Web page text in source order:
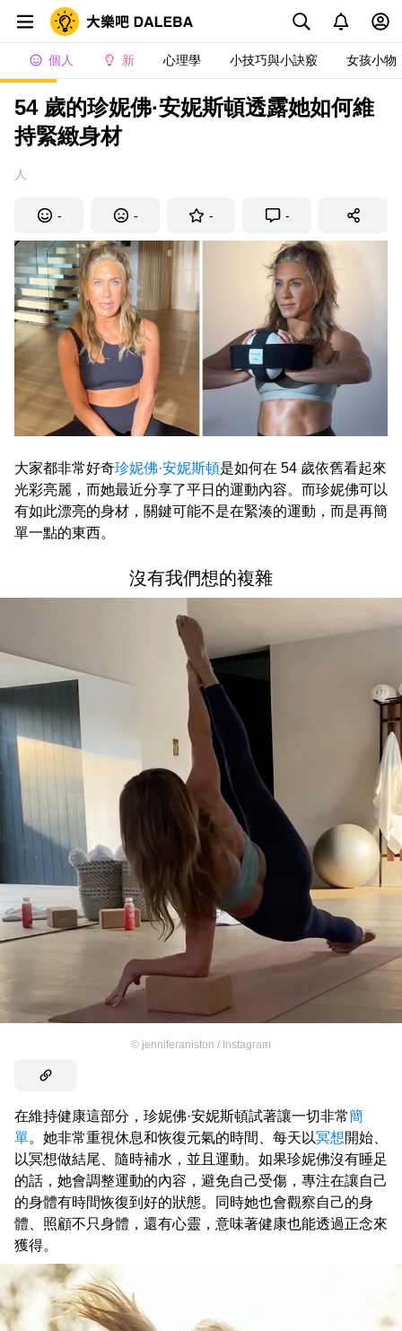
個人 新 心理學 小技巧與小訣竅 女孩小物
54 歲的珍妮佛·安妮斯頓透露她如何維
持緊緻身材
人
- - - -
大家都非常好奇珍妮佛·安妮斯頓是如何在 54 歲依舊看起來
光彩亮麗，而她最近分享了平日的運動內容。而珍妮佛可以
有如此漂亮的身材，關鍵可能不是在緊湊的運動，而是再簡
單一點的東西。
沒有我們想的複雜
© jenniferaniston / Instagram
在維持健康這部分，珍妮佛·安妮斯頓試著讓一切非常簡
單。她非常重視休息和恢復元氣的時間、每天以冥想開始、
以冥想做結尾、隨時補水，並且運動。如果珍妮佛沒有睡足
的話，她會調整運動的內容，避免自己受傷，專注在讓自己
的身體有時間恢復到好的狀態。同時她也會觀察自己的身
體、照顧不只身體，還有心靈，意味著健康也能透過正念來
獲得。